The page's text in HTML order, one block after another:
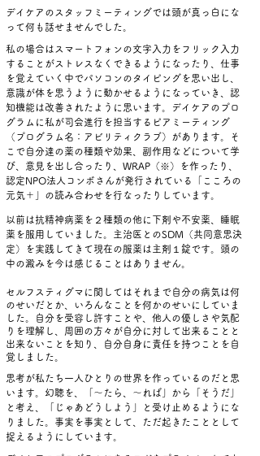
デイケアのスタッフミーティングでは頭が真っ白にな
って何も話せませんでした。
私の場合はスマートフォンの文字入力をフリック入力
することがストレスなくできるようになったり、仕事
を覚えていく中でパソコンのタイピングを思い出し、
意識が体を思うように動かせるようになっていき、認
知機能は改善されたように思います。デイケアのプロ
グラムに私が司会進行を担当するピアミーティング
（プログラム名：アビリティクラブ）があります。そ
こで自分達の薬の種類や効果、副作用などについて学
び、意見を出し合ったり、WRAP（※）を作ったり、
認定NPO法人コンボさんが発行されている「こころの
元気＋」の読み合わせを行なったりしています。
以前は抗精神病薬を２種類の他に下剤や不安薬、睡眠
薬を服用していました。主治医とのSDM（共同意思決
定）を実践してきて現在の服薬は主剤１錠です。頭の
中の澱みを今は感じることはありません。
セルフスティグマに関してはそれまで自分の病気は何
のせいだとか、いろんなことを何かのせいにしていま
した。自分を受容し許すことや、他人の優しさや気配
りを理解し、周囲の方々が自分に対して出来ることと
出来ないことを知り、自分自身に責任を持つことを自
覚しました。
思考が私たち一人ひとりの世界を作っているのだと思
います。幻聴を、「〜たら、〜れば」から「そうだ」
と考え、「じゃあどうしよう」と受け止めるようにな
りました。事実を事実として、ただ起きたこととして
捉えるようにしています。